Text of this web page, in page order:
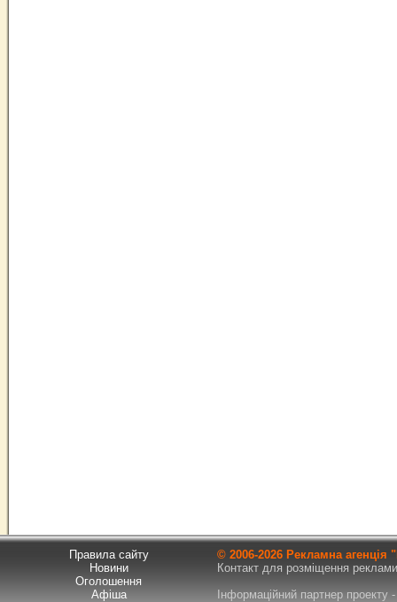
Правила сайту
Новини
Оголошення
Афіша
© 2006-2026 Рекламна
Контакт для розміщення
Інформаційний партнер проекту